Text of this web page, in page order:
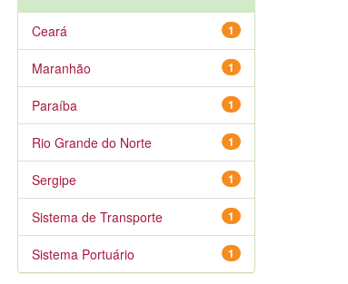
1
Ceará
1
Maranhão
1
Paraíba
1
Rio Grande do Norte
1
Sergipe
1
Sistema de Transporte
1
Sistema Portuário